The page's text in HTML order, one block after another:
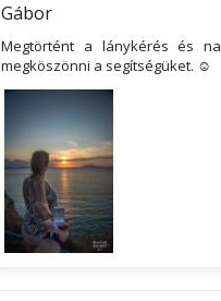
Gábor
Megtörtént a lánykérés és
megköszönni a segítségüket. ☺